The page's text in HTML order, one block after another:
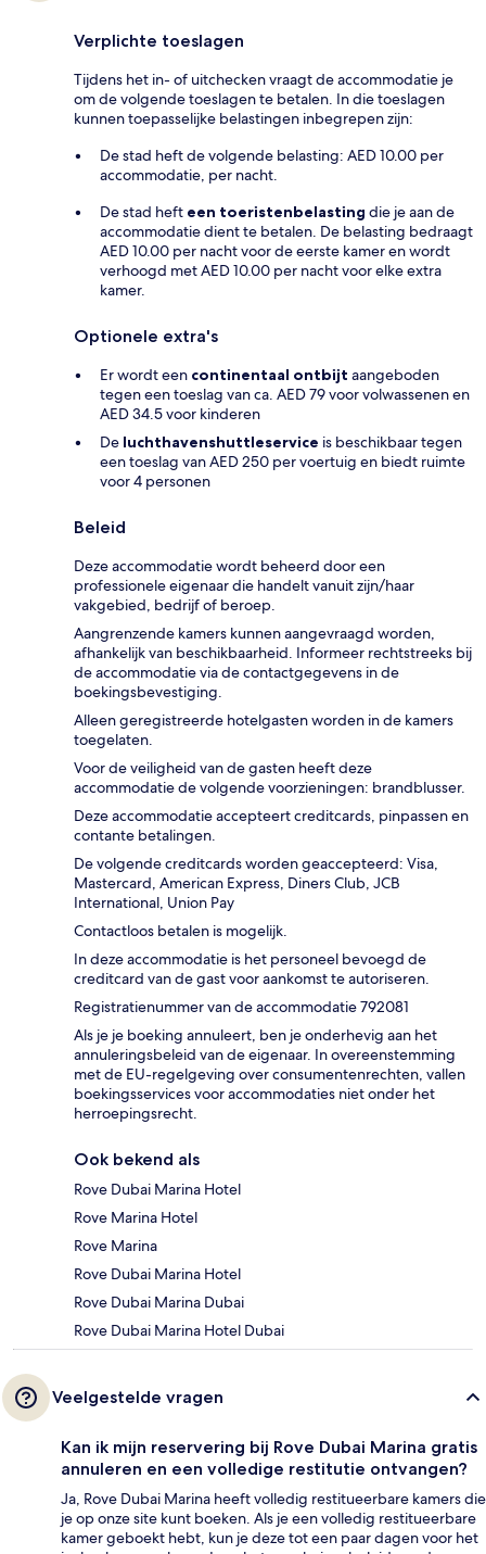
Verplichte toeslagen
Tijdens het in- of uitchecken vraagt de accommodatie je
om de volgende toeslagen te betalen. In die toeslagen
kunnen toepasselijke belastingen inbegrepen zijn:
De stad heft de volgende belasting: AED 10.00 per
accommodatie, per nacht.
De stad heft een toeristenbelasting die je aan de
accommodatie dient te betalen. De belasting bedraagt
AED 10.00 per nacht voor de eerste kamer en wordt
verhoogd met AED 10.00 per nacht voor elke extra
kamer.
Optionele extra's
Er wordt een continentaal ontbijt aangeboden
tegen een toeslag van ca. AED 79 voor volwassenen en
AED 34.5 voor kinderen
De luchthavenshuttleservice is beschikbaar tegen
een toeslag van AED 250 per voertuig en biedt ruimte
voor 4 personen
Beleid
Deze accommodatie wordt beheerd door een
professionele eigenaar die handelt vanuit zijn/haar
vakgebied, bedrijf of beroep.
Aangrenzende kamers kunnen aangevraagd worden,
afhankelijk van beschikbaarheid. Informeer rechtstreeks bij
de accommodatie via de contactgegevens in de
boekingsbevestiging.
Alleen geregistreerde hotelgasten worden in de kamers
toegelaten.
Voor de veiligheid van de gasten heeft deze
accommodatie de volgende voorzieningen: brandblusser.
Deze accommodatie accepteert creditcards, pinpassen en
contante betalingen.
De volgende creditcards worden geaccepteerd: Visa,
Mastercard, American Express, Diners Club, JCB
International, Union Pay
Contactloos betalen is mogelijk.
In deze accommodatie is het personeel bevoegd de
creditcard van de gast voor aankomst te autoriseren.
Registratienummer van de accommodatie 792081
Als je je boeking annuleert, ben je onderhevig aan het
annuleringsbeleid van de eigenaar. In overeenstemming
met de EU-regelgeving over consumentenrechten, vallen
boekingsservices voor accommodaties niet onder het
herroepingsrecht.
Ook bekend als
Rove Dubai Marina Hotel
Rove Marina Hotel
Rove Marina
Rove Dubai Marina Hotel
Rove Dubai Marina Dubai
Rove Dubai Marina Hotel Dubai
Veelgestelde vragen
Kan ik mijn reservering bij Rove Dubai Marina gratis
annuleren en een volledige restitutie ontvangen?
Ja, Rove Dubai Marina heeft volledig restitueerbare kamers die
je op onze site kunt boeken. Als je een volledig restitueerbare
kamer geboekt hebt, kun je deze tot een paar dagen voor het